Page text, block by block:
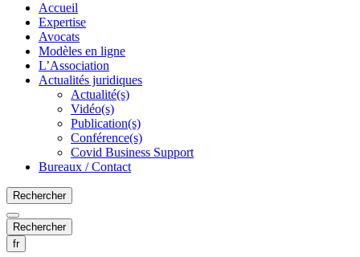
Accueil
Expertise
Avocats
Modèles en ligne
L’Association
Actualités juridiques
Actualité(s)
Vidéo(s)
Publication(s)
Conférence(s)
Covid Business Support
Bureaux / Contact
Rechercher
Rechercher
fr